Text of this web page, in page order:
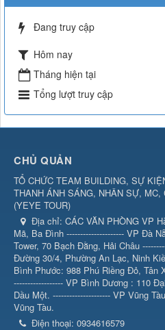
Đang truy cập
Hôm nay
Tháng hiện tại
Tổng lượt truy cập
CHỦ QUẢN
TỔ CHỨC TEAM BUILDING, SỰ
THANH ÁNH SÁNG, NHÂN SỰ,
(YEYE TOUR)
Địa chỉ: CÁC VĂN PHÒNG VP
Mã, Ba Đình --------------------- VP Đà
Tower, 70 Bạch Đằng, Hải Châu
Đường 30/4, Phường An Lạc, Ninh
Bình Phước: 988 Phú Riềng Đỏ, Tân
------------------ VP Bình Dương : 110
Dầu Một. --------------------- VP Vũng
Vũng Tàu.
Điện thoại: 0934616579